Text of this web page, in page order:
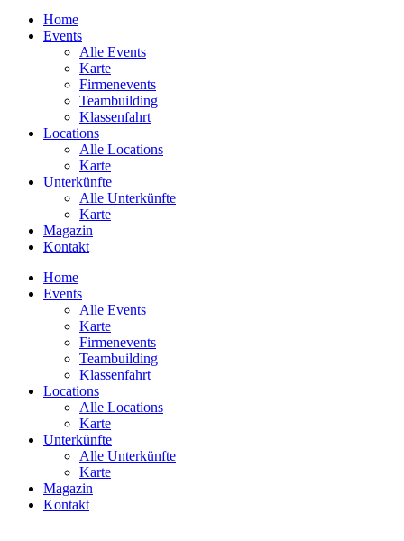
Home
Events
Alle Events
Karte
Firmenevents
Teambuilding
Klassenfahrt
Locations
Alle Locations
Karte
Unterkünfte
Alle Unterkünfte
Karte
Magazin
Kontakt
Home
Events
Alle Events
Karte
Firmenevents
Teambuilding
Klassenfahrt
Locations
Alle Locations
Karte
Unterkünfte
Alle Unterkünfte
Karte
Magazin
Kontakt